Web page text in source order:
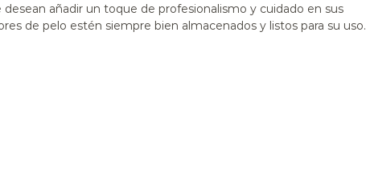
añadir un toque de profesionalismo y cuidado en sus
de pelo estén siempre bien almacenados y listos para su uso.